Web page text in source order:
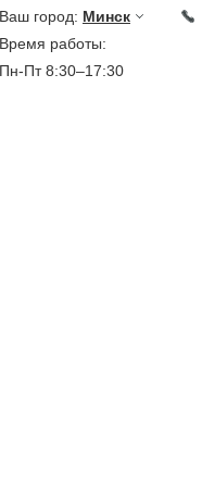
Ваш город: Минск
Время работы:
Пн-Пт 8:30–17:30